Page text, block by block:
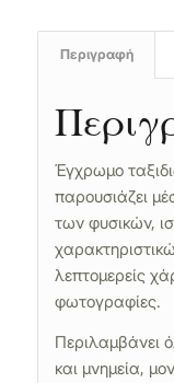
Περιγραφή
Έγχρωμο
παρουσιάζει
των φυσικών,
λεπτομερείς
φωτογραφίες.
Περιλαμβάνει
και μνημεία,